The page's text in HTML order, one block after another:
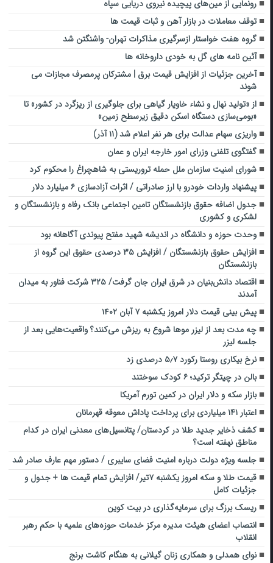
رونمایی از مین‌های پیچیده‌ نیروی دریایی سپاه
توقف معاملات در بازار آهن و ثبات قیمت ها
گروه هفت خواستار ازسرگیری مذاکرات تهران- واشنگتن شد
آئین نامه های گل به خودی داروخانه ها
آخرین جزئیات از افزایش قیمت برق | مشترکان پرمصرف مجازات می
شوند
از «تولید نهال و نشاء خاویار گیاهی برای جلوگیری از ریزگرد در کشور» تا
«بومی‌سازی دستگاه اسکن دقیق زیرسطح زمین»
واریزی سهام عدالت برای هر نفر اعلام شد (۱۱ آذر)
گفتگوی تلفنی وزرای امور خارجه ایران و عمان
شورای امنیت سازمان ملل حمله تروریستی به شاهچراغ را محکوم کرد
پیشنهاد واردات خودرو با ارز صادراتی / اثرات آزادسازی ۶ میلیارد دلار
جدول اضافه حقوق‌ بازنشستگان تامین اجتماعی بانک رفاه و بازنشستگان و
لشکری و کشوری
وحدت حوزه و دانشگاه در اندیشه شهید مفتح پیوندی آگاهانه بود
افزایش حقوق بازنشستگان / افزایش ۳۵ درصدی حقوق این گروه از
بازنشستگان
اقتصاد دانش‌بنیان در شرق ایران جان گرفت/ ۳۲۵ شرکت فناور به میدان
آمدند
پیش بینی قیمت دلار امروز یکشنبه ۷ آبان ۱۴۰۲
چه مدت بعد از لیزر موها شروع به ریزش می‌کنند؟ واقعیت‌هایی بعد از
جلسه لیزر
نرخ بیکاری روستا رکورد ۵٫۷ درصدی زد
بالن در چیتگر ترکید؛ ۶ کودک سوختند
بازار سکه و دلار ایران در کمین تورم آمریکا
اعتبار ۱۴۱ میلیاردی برای پرداخت پاداش معوقه قهرمانان
کشف ذخایر جدید طلا در کردستان/ پتانسیل‌های معدنی ایران در کدام
مناطق نهفته است؟
جلسه ویژه دولت درباره امنیت فضای سایبری / دستور مهم عارف صادر شد
قیمت طلا و سکه امروز یکشنبه ۷تیر/ افزایش تمام قیمت ها + جدول و
جزئیات کامل
ریسک برزگ برای سرمایه‌گذاری در بیت کوین
انتصاب اعضای هیئت مدیره مرکز خدمات حوزه‌های علمیه با حکم رهبر
انقلاب
نوای همدلی و همکاری زنان گیلانی به هنگام کاشت برنج